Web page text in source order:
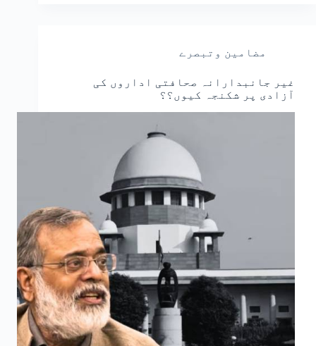
مضامین وتبصرے
غیر جانبدارانہ صحافتی اداروں کی
آزادی پر شکنجہ کیوں؟؟